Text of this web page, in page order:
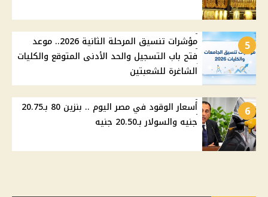
5
مؤشرات تنسيق المرحلة الثانية 2026.. موعد
فتح باب التسجيل والحد الأدنى المتوقع والكليات
الشاغرة للشعبتين
6
أسعار الوقود في مصر اليوم .. بنزين 80 بـ20.75
جنيه والسولار بـ20.50 جنيه